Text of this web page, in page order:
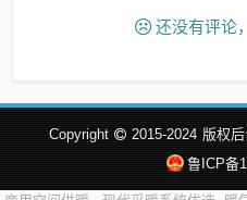
还没有评论
Copyright 2015-2024 版权
鲁ICP备